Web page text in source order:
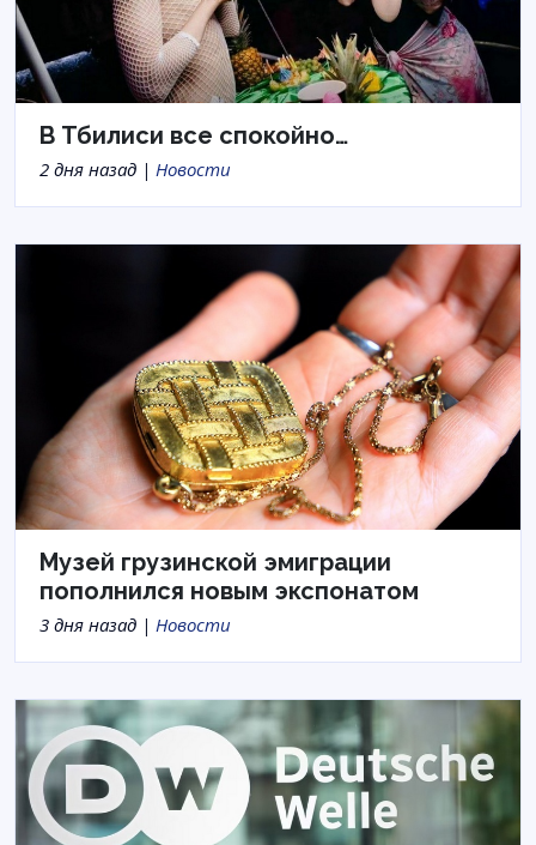
В Тбилиси все спокойно…
2 дня назад | Новости
Музей грузинской эмиграции
пополнился новым экспонатом
3 дня назад | Новости